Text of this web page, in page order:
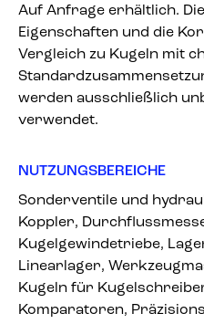
Auf Anfrage erhältlich.
Eigenschaften und die
Vergleich zu Kugeln mit
werden ausschließlich
verwendet.
NUTZUNGSBEREICHE
Sonderventile und
Koppler,
Kugelgewindetriebe,
Linearlager,
Kugeln für
Komparatoren,